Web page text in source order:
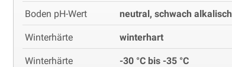
Boden pH-Wert neutral, schwach alkalisch
Winterhärte winterhart
Winterhärte
-30 °C bis -35 °C